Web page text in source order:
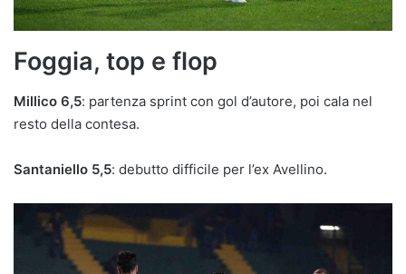
Foggia, top e flop
Millico 6,5: partenza sprint con gol d’autore, poi cala nel
resto della contesa.
Santaniello 5,5: debutto difficile per l’ex Avellino.